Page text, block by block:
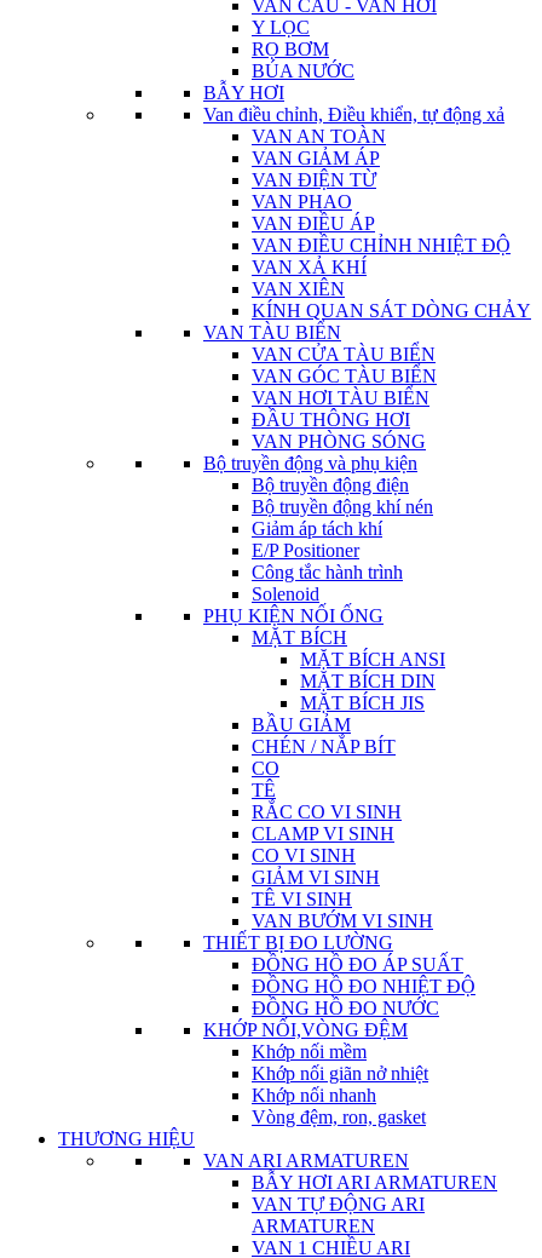
VAN CẦU - VAN HƠI
Y LỌC
RỌ BƠM
BÚA NƯỚC
BẪY HƠI
Van điều chỉnh, Điều khiển, tự động xả
VAN AN TOÀN
VAN GIẢM ÁP
VAN ĐIỆN TỪ
VAN PHAO
VAN ĐIỀU ÁP
VAN ĐIỀU CHỈNH NHIỆT ĐỘ
VAN XẢ KHÍ
VAN XIÊN
KÍNH QUAN SÁT DÒNG CHẢY
VAN TÀU BIỂN
VAN CỬA TÀU BIỂN
VAN GÓC TÀU BIỂN
VAN HƠI TÀU BIỂN
ĐẦU THÔNG HƠI
VAN PHÒNG SÓNG
Bộ truyền động và phụ kiện
Bộ truyền động điện
Bộ truyền động khí nén
Giảm áp tách khí
E/P Positioner
Công tắc hành trình
Solenoid
PHỤ KIỆN NỐI ỐNG
MẶT BÍCH
MẶT BÍCH ANSI
MẶT BÍCH DIN
MẶT BÍCH JIS
BẦU GIẢM
CHÉN / NẮP BÍT
CO
TÊ
RẮC CO VI SINH
CLAMP VI SINH
CO VI SINH
GIẢM VI SINH
TÊ VI SINH
VAN BƯỚM VI SINH
THIẾT BỊ ĐO LƯỜNG
ĐỒNG HỒ ĐO ÁP SUẤT
ĐỒNG HỒ ĐO NHIỆT ĐỘ
ĐỒNG HỒ ĐO NƯỚC
KHỚP NỐI,VÒNG ĐỆM
Khớp nối mềm
Khớp nối giãn nở nhiệt
Khớp nối nhanh
Vòng đệm, ron, gasket
THƯƠNG HIỆU
VAN ARI ARMATUREN
BẪY HƠI ARI ARMATUREN
VAN TỰ ĐỘNG ARI
ARMATUREN
VAN 1 CHIỀU ARI